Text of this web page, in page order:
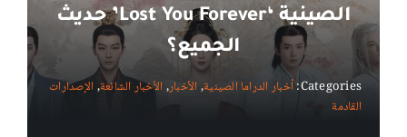
الصينية ‘Lost You Forever’ حديث
الجميع؟
Categories: أخبار الدراما الصينية,الأخبار,الأخبار الشائعة,الإصدارات
القادمة